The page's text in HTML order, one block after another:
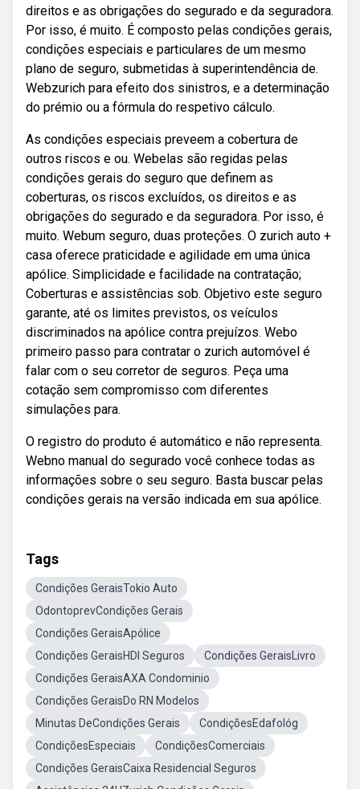
direitos e as obrigações do segurado e da seguradora.
Por isso, é muito. É composto pelas condições gerais,
condições especiais e particulares de um mesmo
plano de seguro, submetidas à superintendência de.
Webzurich para efeito dos sinistros, e a determinação
do prémio ou a fórmula do respetivo cálculo.
As condições especiais preveem a cobertura de
outros riscos e ou. Webelas são regidas pelas
condições gerais do seguro que definem as
coberturas, os riscos excluídos, os direitos e as
obrigações do segurado e da seguradora. Por isso, é
muito. Webum seguro, duas proteções. O zurich auto +
casa oferece praticidade e agilidade em uma única
apólice. Simplicidade e facilidade na contratação;
Coberturas e assistências sob. Objetivo este seguro
garante, até os limites previstos, os veículos
discriminados na apólice contra prejuízos. Webo
primeiro passo para contratar o zurich automóvel é
falar com o seu corretor de seguros. Peça uma
cotação sem compromisso com diferentes
simulações para.
O registro do produto é automático e não representa.
Webno manual do segurado você conhece todas as
informações sobre o seu seguro. Basta buscar pelas
condições gerais na versão indicada em sua apólice.
Tags
Condições GeraisTokio Auto
OdontoprevCondições Gerais
Condições GeraisApólice
Condições GeraisHDI Seguros
Condições GeraisLivro
Condições GeraisAXA Condominio
Condições GeraisDo RN Modelos
Minutas DeCondições Gerais
CondiçõesEdafológ
CondiçõesEspeciais
CondiçõesComerciais
Condições GeraisCaixa Residencial Seguros